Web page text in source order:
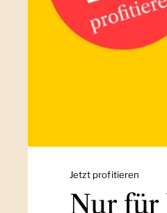
Jetzt profitieren
Nur für